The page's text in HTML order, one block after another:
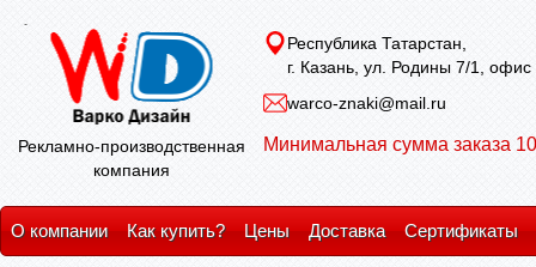
Рекламно-производственная
компания
Республика Татарстан,
г. Казань, ул. Родины 7/1, офис
warco-znaki@mail.ru
Минимальная сумма заказа
О компании Как купить? Цены Доставка Сертификаты